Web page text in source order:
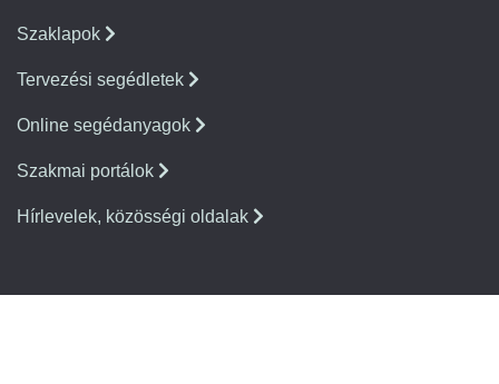
Szaklapok
Tervezési segédletek
Online segédanyagok
Szakmai portálok
Hírlevelek, közösségi oldalak